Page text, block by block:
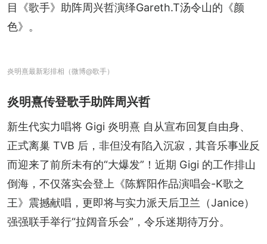
目《歌手》助阵周兴哲演绎Gareth.T汤令山的《颜
色》。
炎明熹最新彩排相（微博@歌手）
炎明熹传登歌手助阵周兴哲
新生代实力唱将 Gigi 炎明熹 自从宣布回复自由身、
正式离巢 TVB 后，非但没有陷入沉寂，其音乐事业反
而迎来了前所未有的“大爆发”！近期 Gigi 的工作排山
倒海，不仅落实会登上《陈辉阳作品演唱会-K歌之
王》震撼献唱，更即将与实力派天后卫兰（Janice）
强强联手举行“拉阔音乐会”，令乐迷期待万分。